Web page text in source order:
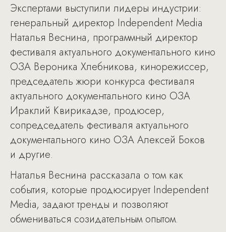
Экспертами выступили лидеры индустрии:
генеральный директор Independent Media
Наталья Веснина, программный директор
фестиваля актуального документального кино
ОЗА Вероника Хлебникова, кинорежиссер,
председатель жюри конкурса фестиваля
актуального документального кино ОЗА
Ираклий Квирикадзе, продюсер,
сопредседатель фестиваля актуального
документального кино ОЗА Алексей Боков
и другие.
Наталья Веснина рассказала о том как
события, которые продюсирует Independent
Media, задают тренды и позволяют
обмениваться созидательным опытом.